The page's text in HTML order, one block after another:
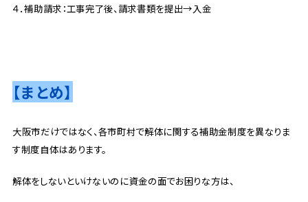
４．補助請求：工事完了後、請求書類を提出→入金
【まとめ】
大阪市だけではなく、各市町村で解体に関する補助金制度を異なりま
す制度自体はあります。
解体をしないといけないのに資金の面でお困りな方は、